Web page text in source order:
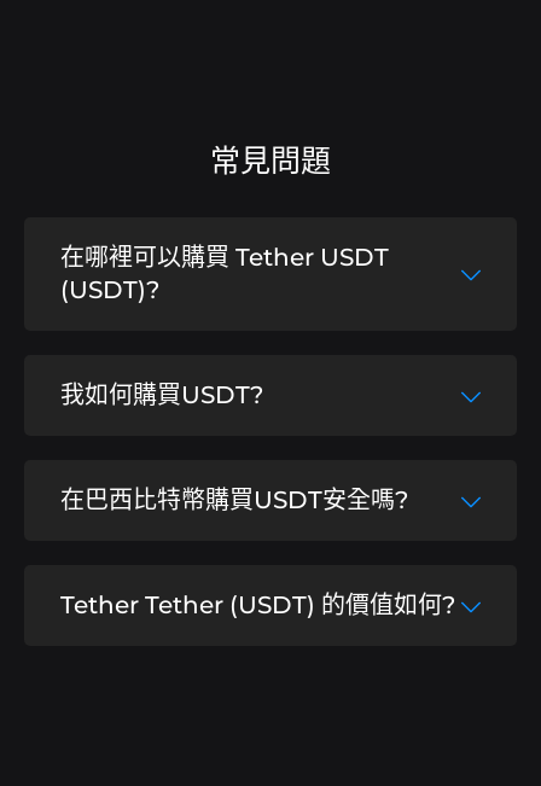
常見問題
在哪裡可以購買 Tether USDT
(USDT)?
經紀人巴西比特幣.
我如何購買USDT?
需在 Brasil Bitcoin 建立您的帳戶，透過 PIX
在巴西比特幣購買USDT安全嗎?
此外還將您的加密貨幣保存在冷錢包中，從而
Tether Tether (USDT) 的價值如何?